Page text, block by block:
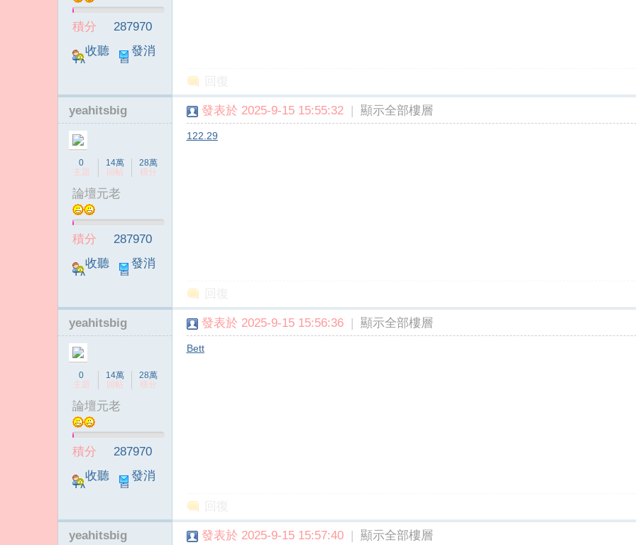
積分
287970
收聽
TA
發消
息
yeahitsbig
0
主題
14萬
回帖
28萬
積分
論壇元老
積分
287970
收聽
TA
發消
息
發表於 2025-9-15 15:55:32 | 顯示全部樓層
122.29
yeahitsbig
0
主題
14萬
回帖
28萬
積分
論壇元老
積分
287970
收聽
TA
發消
息
發表於 2025-9-15 15:56:36 | 顯示全部樓層
Bett
yeahitsbig 發表於 2025-9-15 15:57:40 | 顯示全部樓層